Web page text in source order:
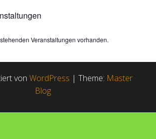
Veranstaltungen vorhanden.
von WordPress | Theme: Master
Blog